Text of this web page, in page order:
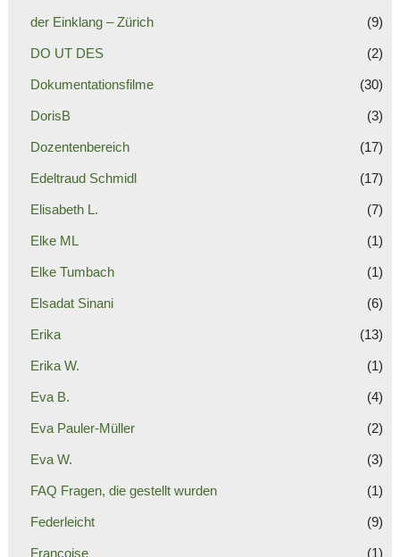
der Einklang – Zürich (9)
DO UT DES (2)
Dokumentationsfilme (30)
DorisB (3)
Dozentenbereich (17)
Edeltraud Schmidl (17)
Elisabeth L. (7)
Elke ML (1)
Elke Tumbach (1)
Elsadat Sinani (6)
Erika (13)
Erika W. (1)
Eva B. (4)
Eva Pauler-Müller (2)
Eva W. (3)
FAQ Fragen, die gestellt wurden (1)
Federleicht (9)
Francoise (1)